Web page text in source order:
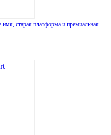
имя, старая платформа и премиальная